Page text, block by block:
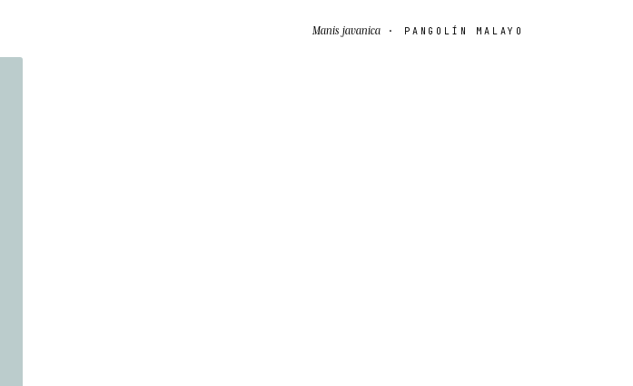
Manis javanica· PANGOLÍN MALAYO